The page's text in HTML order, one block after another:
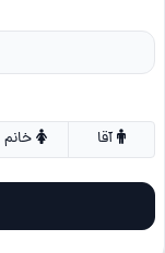
خانم